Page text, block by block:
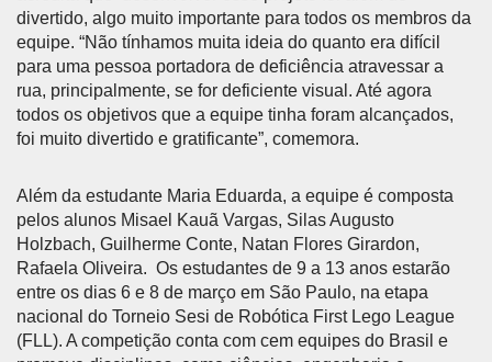
divertido, algo muito importante para todos os membros da
equipe. “Não tínhamos muita ideia do quanto era difícil
para uma pessoa portadora de deficiência atravessar a
rua, principalmente, se for deficiente visual. Até agora
todos os objetivos que a equipe tinha foram alcançados,
foi muito divertido e gratificante”, comemora.
Além da estudante Maria Eduarda, a equipe é composta
pelos alunos Misael Kauã Vargas, Silas Augusto
Holzbach, Guilherme Conte, Natan Flores Girardon,
Rafaela Oliveira. Os estudantes de 9 a 13 anos estarão
entre os dias 6 e 8 de março em São Paulo, na etapa
nacional do Torneio Sesi de Robótica First Lego League
(FLL). A competição conta com cem equipes do Brasil e